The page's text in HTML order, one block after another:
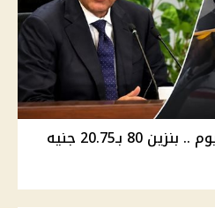
أسعار الوقود في مصر اليوم .. بنزين 80 بـ20.75 جنيه